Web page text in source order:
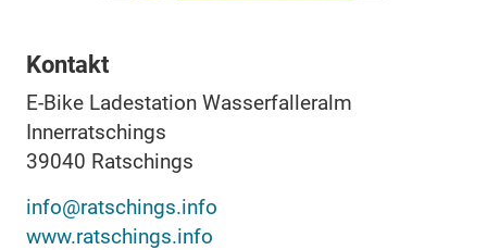
Kontakt
E-Bike Ladestation Wasserfalleralm
Innerratschings
39040 Ratschings
info@ratschings.info
www.ratschings.info